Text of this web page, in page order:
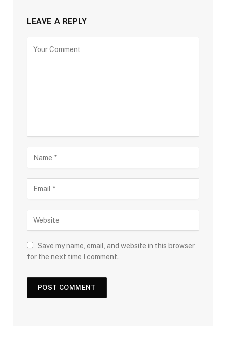
LEAVE A REPLY
Save my name, email, and website in this browser
for the next time I comment.